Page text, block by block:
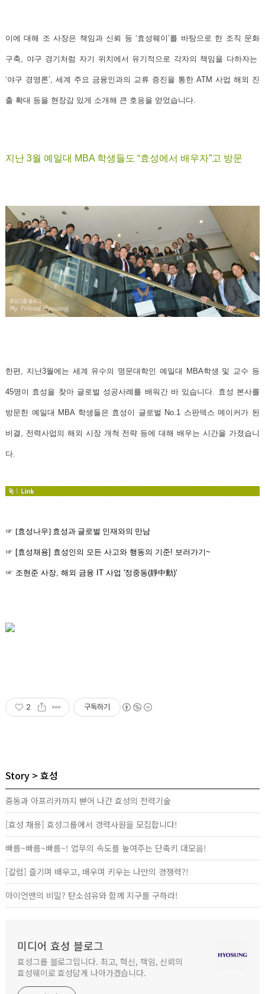
이에 대해 조 사장은 책임과 신뢰 등 ‘효성웨이’를 바탕으로 한 조직 문화
구축, 야구 경기처럼 자기 위치에서 유기적으로 각자의 책임을 다하자는
‘야구 경영론’, 세계 주요 금융인과의 교류 증진을 통한 ATM 사업 해외 진
출 확대 등을 현장감 있게 소개해 큰 호응을 얻었습니다.
지난 3월 예일대 MBA 학생들도 “효성에서 배우자”고 방문
한편, 지난3월에는 세계 유수의 명문대학인 예일대 MBA학생 및 교수 등
45명이 효성을 찾아 글로벌 성공사례를 배워간 바 있습니다. 효성 본사를
방문한 예일대 MBA 학생들은 효성이 글로벌 No.1 스판덱스 메이커가 된
비결, 전력사업의 해외 시장 개척 전략 등에 대해 배우는 시간을 가졌습니
다.
☞ [효성나우] 효성과 글로벌 인재와의 만남
☞ [효성채용] 효성인의 모든 사고와 행동의 기준! 보러가기~
☞ 조현준 사장, 해외 금융 IT 사업 '정중동(靜中動)'
2 구독하기
Story 효성
중동과 아프리카까지 뻗어 나간 효성의 전력기술
[효성 채용] 효성그룹에서 경력사원을 모집합니다!
빠름~빠름~빠름~! 업무의 속도를 높여주는 단축키 대모음!
[칼럼] 즐기며 배우고, 배우며 키우는 나만의 경쟁력?!
아이언맨의 비밀? 탄소섬유와 함께 지구를 구하라!
미디어 효성 블로그
효성그룹 블로그입니다. 최고, 혁신, 책임, 신뢰의
효성웨이로 효성답게 나아가겠습니다.